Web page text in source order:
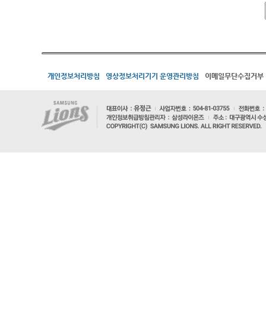
개인정보처리방침 영상정보처리기기 운영관리방침 이메일무단수집거부